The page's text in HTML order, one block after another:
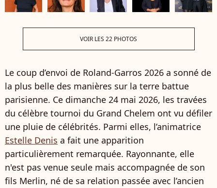
VOIR LES 22 PHOTOS
Le coup d’envoi de Roland-Garros 2026 a sonné de
la plus belle des manières sur la terre battue
parisienne. Ce dimanche 24 mai 2026, les travées
du célèbre tournoi du Grand Chelem ont vu défiler
une pluie de célébrités. Parmi elles, l’animatrice
Estelle Denis a fait une apparition
particulièrement remarquée. Rayonnante, elle
n'est pas venue seule mais accompagnée de son
fils Merlin, né de sa relation passée avec l’ancien